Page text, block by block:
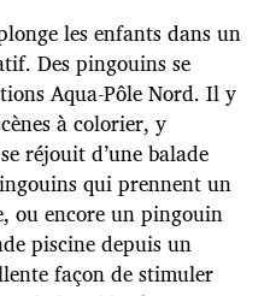
les enfants dans un
Des pingouins se
Aqua-Pôle Nord. Il y
à colorier, y
réjouit d’une balade
qui prennent un
ou encore un pingouin
piscine depuis un
façon de stimuler